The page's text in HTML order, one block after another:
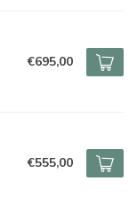
€695,00
€555,00